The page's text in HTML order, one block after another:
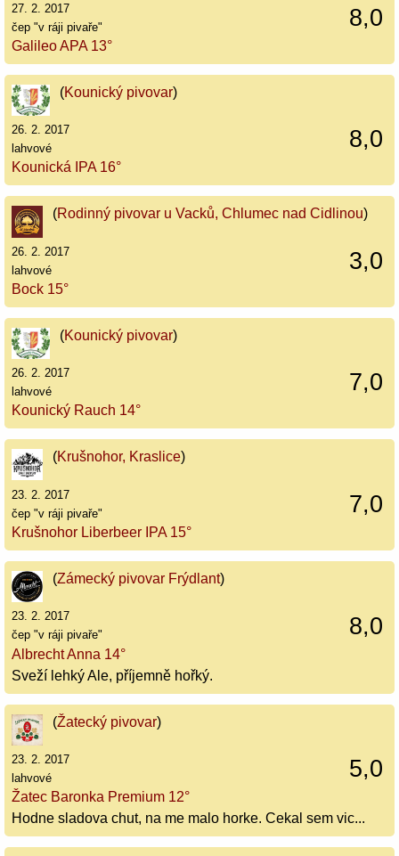
8,0
27. 2. 2017
čep "v ráji pivaře"
Galileo APA 13°
(Kounický pivovar)
8,0
26. 2. 2017
lahvové
Kounická IPA 16°
(Rodinný pivovar u Vacků, Chlumec nad Cidlinou)
3,0
26. 2. 2017
lahvové
Bock 15°
(Kounický pivovar)
7,0
26. 2. 2017
lahvové
Kounický Rauch 14°
(Krušnohor, Kraslice)
7,0
23. 2. 2017
čep "v ráji pivaře"
Krušnohor Liberbeer IPA 15°
(Zámecký pivovar Frýdlant)
8,0
23. 2. 2017
čep "v ráji pivaře"
Albrecht Anna 14°
Sveží lehký Ale, příjemně hořký.
(Žatecký pivovar)
5,0
23. 2. 2017
lahvové
Žatec Baronka Premium 12°
Hodne sladova chut, na me malo horke. Cekal sem vic...